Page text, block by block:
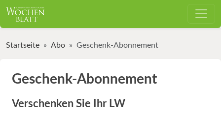
Startseite Abo Geschenk-Abonnement
Geschenk-Abonnement
Verschenken Sie Ihr LW